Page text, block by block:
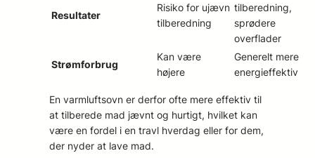
Resultater
Risiko for ujævn
tilberedning
tilberedning,
sprødere
overflader
Strømforbrug
Kan være
højere
Generelt mere
energieffektiv
En varmluftsovn er derfor ofte mere effektiv til
at tilberede mad jævnt og hurtigt, hvilket kan
være en fordel i en travl hverdag eller for dem,
der nyder at lave mad.